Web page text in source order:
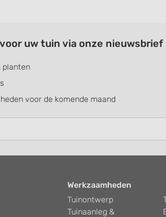
uw tuin via onze nieuwsbrief
planten
voor de komende maand
Werkzaamheden
Tuinontwerp
Tuinaanleg &